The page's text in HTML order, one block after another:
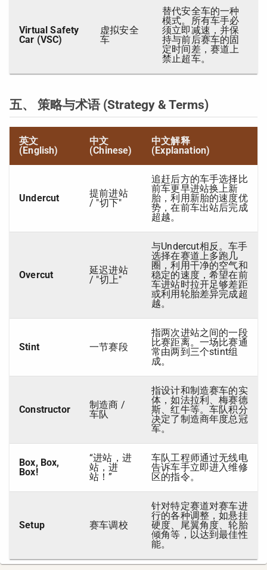
Virtual Safety
Car (VSC)
虚拟安全
车
替代安全车的一种
模式。所有车手必
须立即减速，并保
持与前后赛车的固
定时间差，赛道上
禁止超车。
五、 策略与术语 (Strategy & Terms)
英文
(English)
中文
(Chinese)
中文解释
(Explanation)
Undercut
提前进站
/ "切下"
追赶后方的车手选择比
前车更早进站换上新
胎，利用新胎的速度优
势，在前车出站后完成
超越。
Overcut
延迟进站
/ "切上"
与Undercut相反。车手
选择在赛道上多跑几
圈，利用干净的空气和
稳定的速度，希望在前
车进站时拉开足够差距
或利用轮胎差异完成超
越。
Stint 一节赛段
指两次进站之间的一段
比赛距离。一场比赛通
常由两到三个stint组
成。
Constructor
制造商 /
车队
指设计和制造赛车的实
体，如法拉利、梅赛德
斯、红牛等。车队积分
决定了制造商年度总冠
军。
Box, Box,
Box!
“进站，进
站，进
站！”
车队工程师通过无线电
告诉车手立即进入维修
区的指令。
Setup 赛车调校
针对特定赛道对赛车进
行的各种调整，如悬挂
硬度、尾翼角度、轮胎
倾角等，以达到最佳性
能。